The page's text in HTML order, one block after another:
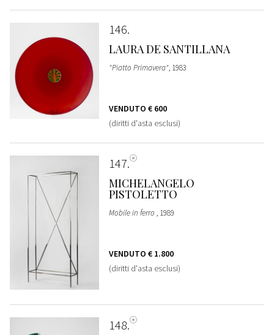
146
LAURA DE SANTILLANA
"Piatto Primavera", 1983
VENDUTO € 600
(diritti d'asta esclusi)
147
MICHELANGELO
PISTOLETTO
Mobile in ferro , 1989
VENDUTO € 1.800
(diritti d'asta esclusi)
148